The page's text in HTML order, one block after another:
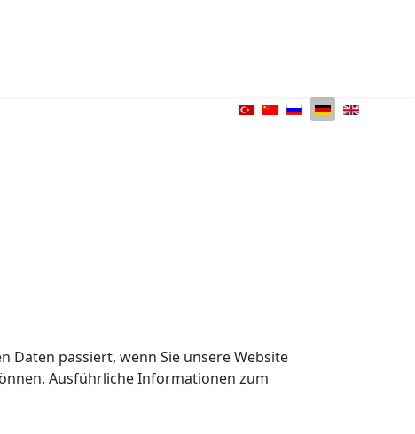
Daten passiert, wenn Sie unsere Website
Ausführliche Informationen zum